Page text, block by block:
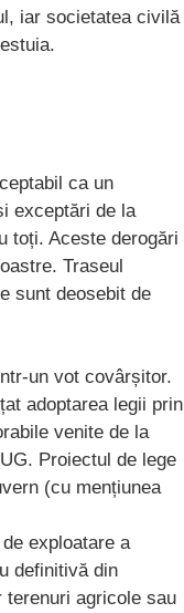
iar societatea civilă
ca un
exceptări de la
toți. Aceste derogări
Traseul
sunt deosebit de
un vot covârșitor.
adoptarea legii prin
venite de la
Proiectul de lege
(cu mențiunea
exploatare a
definitivă din
agricole sau